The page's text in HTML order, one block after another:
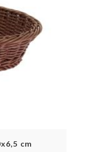
cm